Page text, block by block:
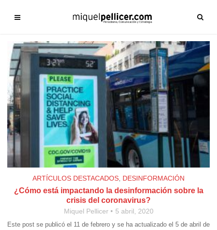
ARTÍCULOS DESTACADOS, DESINFORMACIÓN
¿Cómo está impactando la desinformación sobre la
crisis del coronavirus?
Miquel Pellicer 5 abril, 2020
Este post se publicó el 11 de febrero y se ha actualizado el 5 de abril de